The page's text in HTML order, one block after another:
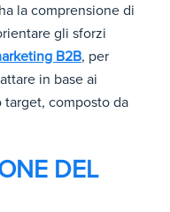
la comprensione di
gli sforzi
B2B, per
in base ai
composto da
DEL